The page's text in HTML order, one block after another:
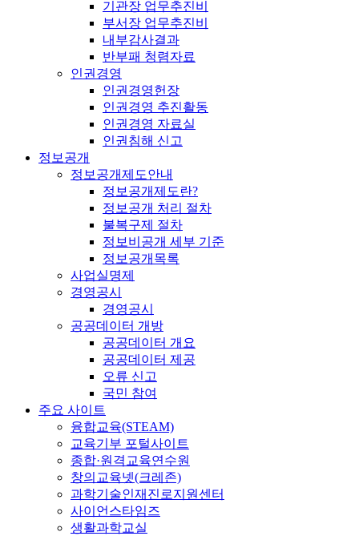
기관장 업무추진비
부서장 업무추진비
내부감사결과
반부패 청렴자료
인권경영
인권경영헌장
인권경영 추진활동
인권경영 자료실
인권침해 신고
정보공개
정보공개제도안내
정보공개제도란?
정보공개 처리 절차
불복구제 절차
정보비공개 세부 기준
정보공개목록
사업실명제
경영공시
경영공시
공공데이터 개방
공공데이터 개요
공공데이터 제공
오류 신고
국민 참여
주요 사이트
융합교육(STEAM)
교육기부 포털사이트
종합·원격교육연수원
창의교육넷(크레존)
과학기술인재진로지원센터
사이언스타임즈
생활과학교실